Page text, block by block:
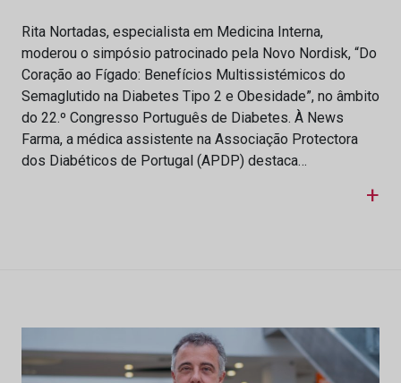
Rita Nortadas, especialista em Medicina Interna,
moderou o simpósio patrocinado pela Novo Nordisk, “Do
Coração ao Fígado: Benefícios Multissistémicos do
Semaglutido na Diabetes Tipo 2 e Obesidade”, no âmbito
do 22.º Congresso Português de Diabetes. À News
Farma, a médica assistente na Associação Protectora
dos Diabéticos de Portugal (APDP) destaca…
+